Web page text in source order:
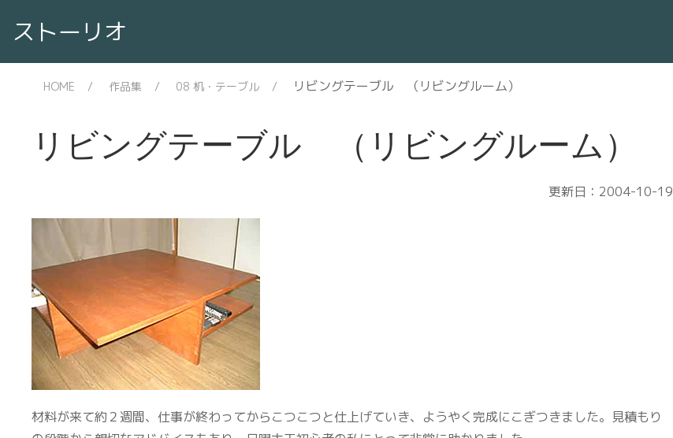
ストーリオ
HOME 作品集 08 机・テーブル リビングテーブル （リビングルーム）
リビングテーブル （リビングルーム）
更新日：2004-10-19
材料が来て約２週間、仕事が終わってからこつこつと仕上げていき、ようやく完成にこぎつきました。見積もり